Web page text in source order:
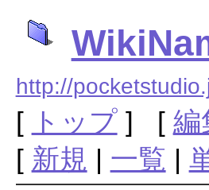
http://
[ トップ] [ 編
[ 新規 | 一覧 |